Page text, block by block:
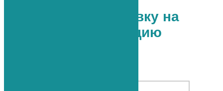
Оставьте заявку на
консультацию